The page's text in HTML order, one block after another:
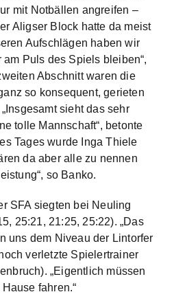
mit Notbällen angreifen –
Aligser Block hatte da meist
Aufschlägen haben wir
Puls des Spiels bleiben“,
Abschnitt waren die
so konsequent, gerieten
sieht das sehr
tolle Mannschaft“, betonte
Tages wurde Inga Thiele
da aber alle zu nennen
so Banko.
SFA siegten bei Neuling
25:21, 21:25, 25:22). „Das
uns dem Niveau der Lintorfer
verletzte Spielertrainer
„Eigentlich müssen
fahren.“